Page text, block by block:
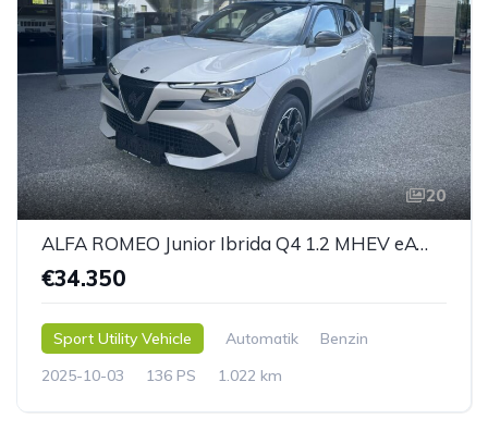
20
ALFA ROMEO Junior Ibrida Q4 1.2 MHEV eAWD e-DCT6
€34.350
Sport Utility Vehicle Automatik
Benzin
2025-10-03
136 PS 1.022 km